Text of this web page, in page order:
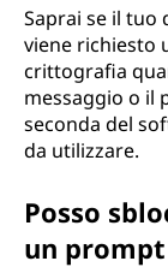
Saprai se il tuo
viene richiesto
crittografia
messaggio o il
seconda del
da utilizzare.
Posso
un